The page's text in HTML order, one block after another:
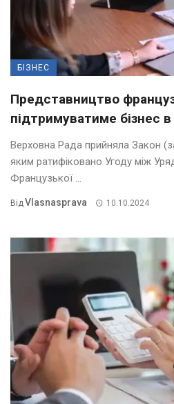
БІЗНЕС
Представництво
підтримуватиме бізнес в
Верховна Рада прийняла Закон
яким ратифіковано Угоду між
Французької ...
ВідVlasnasprava 10.10.2024